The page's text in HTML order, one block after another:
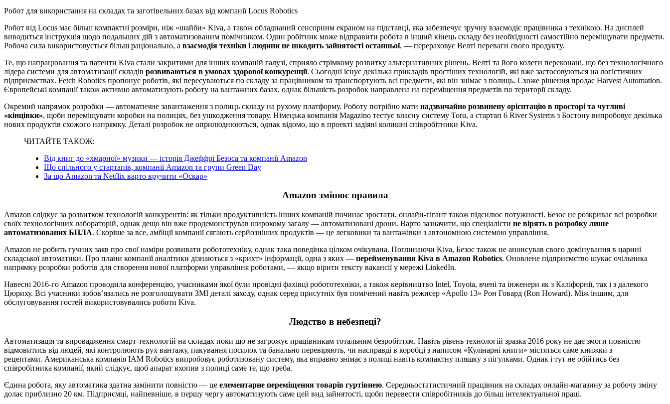
Робот для використання на складах та заготівельних базах від компанії Locus Robotics
Робот від Locus має більш компактні розміри, ніж «шайби» Kiva, а також обладнаний сенсорним екраном на підставці, яка забезпечує зручну взаємодіє працівника з технікою. На дисплей
виводиться інструкція щодо подальших дій з автоматизованим помічником. Один робітник може відправити робота в інший кінець складу без необхідності самостійно переміщувати предмети.
Робоча сила використовується більш раціонально, а взаємодія техніки і людини не шкодить зайнятості останньої, — перераховує Велті переваги свого продукту.
Те, що напрацювання та патенти Kiva стали закритими для інших компаній галузі, сприяло стрімкому розвитку альтернативних рішень. Велті та його колеги переконані, що без технологічного
лідера системи для автоматизації складів розвиваються в умовах здорової конкуренції. Сьогодні існує декілька прикладів простіших технологій, які вже застосовуються на логістичних
підприємствах. Fetch Robotics пропонує роботів, які пересуваються по складу за працівником та транспортують всі предмети, які він знімає з полиць. Схоже рішення продає Harvest Automation.
Європейські компанії також активно автоматизують роботу на вантажних базах, однак більшість розробок направлена на переміщення предметів по території складу.
Окремий напрямок розробки — автоматичне завантаження з полиць складу на рухому платформу. Роботу потрібно мати надзвичайно розвинену орієнтацію в просторі та чутливі
«кінцівки», щоби переміщувати коробки на полицях, без ушкодження товару. Німецька компанія Magazino тестує власну систему Toru, а стартап 6 River Systems з Бостону випробовує декілька
нових продуктів схожого напрямку. Деталі розробок не оприлюднюються, однак відомо, що в проекті задіяні колишні співробітники Kiva.
ЧИТАЙТЕ ТАКОЖ:
Від книг до «хмарної» музики — історія Джеффрі Безоса та компанії Amazon
Що спільного у стартапів, компанії Amazon та групи Green Day
За що Amazon та Netflix варто вручити «Оскар»
Amazon змінює правила
Amazon слідкує за розвитком технологій конкурентів: як тільки продуктивність інших компаній починає зростати, онлайн-гігант також підсилює потужності. Безос не розкриває всі розробки
своїх технологічних лабораторій, однак дещо він вже продемонстрував широкому загалу — автоматизовані дрони. Варто зазначити, що спеціалісти не вірять в розробку лише
автоматизованих БПЛА. Скоріше за все, амбіції компанії сягають серйозніших продуктів — це легковики та вантажівки з автономною системою управління.
Amazon не робить гучних заяв про свої наміри розвивати робототехніку, однак така поведінка цілком очікувана. Поглинаючи Kiva, Безос також не анонсував свого домінування в царині
складської автоматики. Про плани компанії аналітики дізнаються з «крихт» інформації, одна з яких — перейменування Kiva в Amazon Robotics. Оновлене підприємство шукає очільника
напрямку розробки роботів для створення нової платформи управління роботами, — якщо вірити тексту вакансії у мережі LinkedIn.
Навесні 2016-го Amazon проводила конференцію, учасниками якої були провідні фахівці робототехніки, а також керівництво Intel, Toyota, вчені та інженери як з Каліфорнії, так і з далекого
Цюриху. Всі учасники зобов’язались не розголошувати ЗМІ деталі заходу, однак серед присутніх був помічений навіть режисер «Apollo 13» Рон Говард (Ron Howard). Між іншим, для
обслуговування гостей використовувались роботи Kiva.
Людство в небезпеці?
Автоматизація та впровадження смарт-технологій на складах поки що не загрожує працівникам тотальним безробіттям. Навіть рівень технологій зразка 2016 року не дає змоги повністю
відмовитись від людей, які контролюють рух вантажу, пакування посилок та банально перевіряють, чи насправді в коробці з написом «Кулінарні книги» містяться саме книжки з
рецептами. Американська компанія IAM Robotics випробовує роботизовану систему, яка вправно знімає з полиці навіть компактну пляшку з пігулками. Однак і тут не обійтись без
співробітника компанії, який слідкує, щоб апарат вхопив з полиці саме те, що треба.
Єдина робота, яку автоматика здатна замінити повністю — це елементарне переміщення товарів гуртівнею. Середньостатистичний працівник на складах онлайн-магазину за робочу зміну
долає приблизно 20 км. Підприємці, найпевніше, в першу чергу автоматизують саме цей вид зайнятості, щоби перевести співробітників до більш інтелектуальної праці.